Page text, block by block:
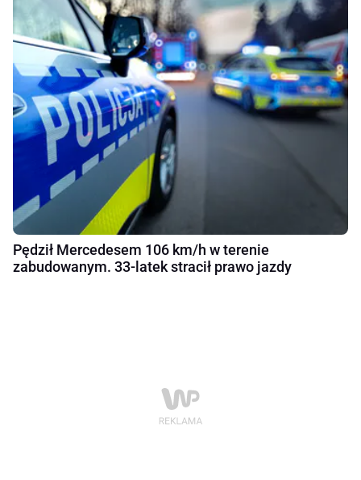
Pędził Mercedesem 106 km/h w terenie
zabudowanym. 33-latek stracił prawo jazdy